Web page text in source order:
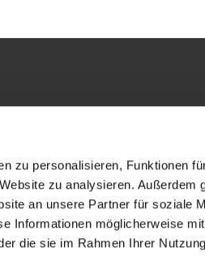
zu personalisieren, Funktionen
zu analysieren. Außerdem
an unsere Partner für soziale
Informationen möglicherweise
die sie im Rahmen Ihrer
berlin.de